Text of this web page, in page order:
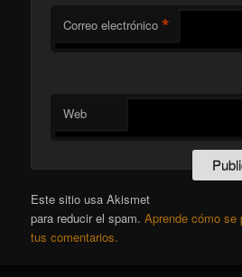
Correo electrónico *
Web
Este sitio usa Akismet
para reducir el spam.Aprende cómo se
tus comentarios.